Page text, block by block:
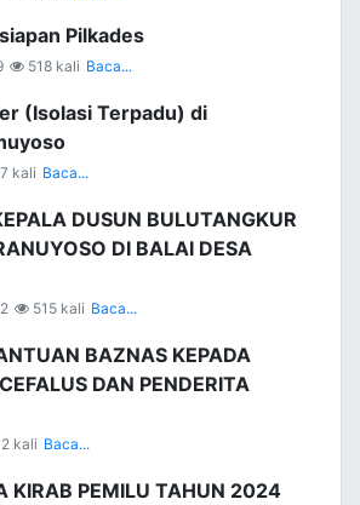
Pilkades
518 kali Baca...
(Isolasi Terpadu) di
kali Baca...
DUSUN BULUTANGKUR
DI BALAI DESA
515 kali Baca...
BAZNAS KEPADA
DAN PENDERITA
kali Baca...
KIRAB PEMILU TAHUN 2024